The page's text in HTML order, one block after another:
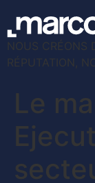
NOUS CRÉONS
RÉPUTATION,
Le